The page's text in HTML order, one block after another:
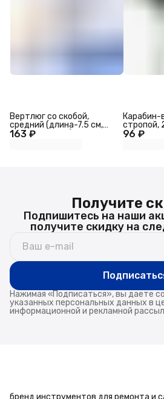
163 ₽
Вертлюг со скобой,
средний (длина-7.5 см,
ширина-3.5 см)
96 ₽
Карабин-
стропой,
MOLLE
Получите
Подпишитесь на наши
получите скидку на
Нажимая «Подписаться», вы даете
указанных персональных данных в
информационной и рекламной